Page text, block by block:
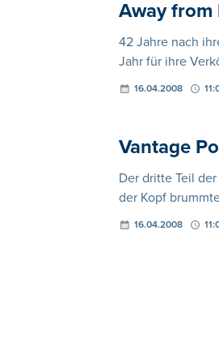
Away from
42 Jahre nach
Jahr für ihre
16.04.2008
Vantage
Der dritte Teil
der Kopf
16.04.2008